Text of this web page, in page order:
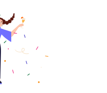
przeze mnie
że doświadczenie
przekłada się na nagły
zakupy, jak można by się
kwotę, którą jesteśmy
podnosząc
zainwestować.